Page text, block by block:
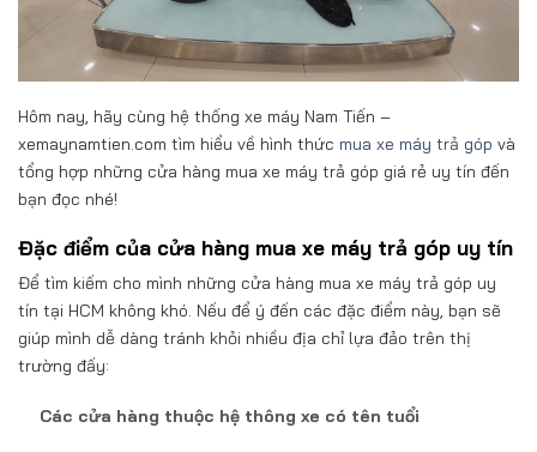
Hôm nay, hãy cùng hệ thống xe máy Nam Tiến –
xemaynamtien.com tìm hiểu về hình thức mua xe máy trả góp và
tổng hợp những cửa hàng mua xe máy trả góp giá rẻ uy tín đến
bạn đọc nhé!
Đặc điểm của cửa hàng mua xe máy trả góp uy tín
Để tìm kiếm cho mình những cửa hàng mua xe máy trả góp uy
tín tại HCM không khó. Nếu để ý đến các đặc điểm này, bạn sẽ
giúp mình dễ dàng tránh khỏi nhiều địa chỉ lựa đảo trên thị
trường đấy:
Các cửa hàng thuộc hệ thông xe có tên tuổi